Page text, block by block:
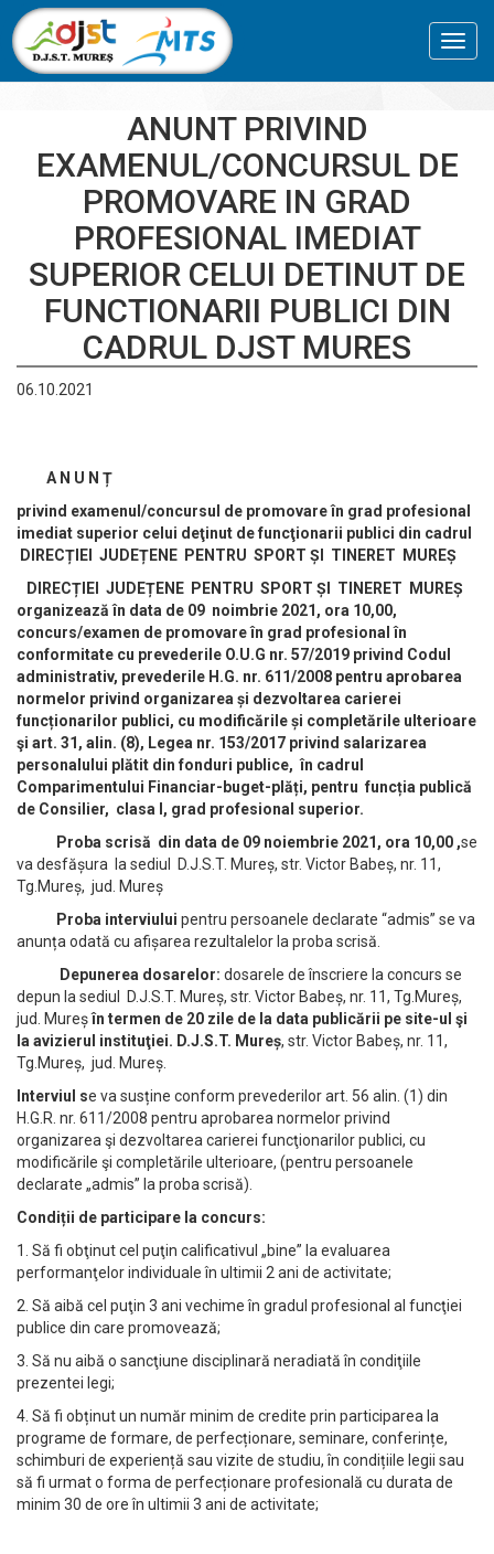
ANUNT PRIVIND
EXAMENUL/CONCURSUL DE
PROMOVARE IN GRAD
PROFESIONAL IMEDIAT
SUPERIOR CELUI DETINUT DE
FUNCTIONARII PUBLICI DIN
CADRUL DJST MURES
06.10.2021
A N U N Ț
privind examenul/concursul de promovare în grad profesional
imediat superior celui deţinut de funcţionarii publici din cadrul
DIRECȚIEI JUDEȚENE PENTRU SPORT ȘI TINERET MUREȘ
DIRECȚIEI JUDEȚENE PENTRU SPORT ȘI TINERET MUREȘ
organizează în data de 09 noimbrie 2021, ora 10,00,
concurs/examen de promovare în grad profesional în
conformitate cu prevederile O.U.G nr. 57/2019 privind Codul
administrativ, prevederile H.G. nr. 611/2008 pentru aprobarea
normelor privind organizarea și dezvoltarea carierei
funcționarilor publici, cu modificările și completările ulterioare
şi art. 31, alin. (8), Legea nr. 153/2017 privind salarizarea
personalului plătit din fonduri publice, în cadrul
Comparimentului Financiar-buget-plăți, pentru funcția publică
de Consilier, clasa I, grad profesional superior.
Proba scrisă din data de 09 noiembrie 2021, ora 10,00 ,se
va desfășura la sediul D.J.S.T. Mureș, str. Victor Babeș, nr. 11,
Tg.Mureș, jud. Mureș
Proba interviului pentru persoanele declarate “admis” se va
anunța odată cu afișarea rezultalelor la proba scrisă.
Depunerea dosarelor: dosarele de înscriere la concurs se
depun la sediul D.J.S.T. Mureș, str. Victor Babeș, nr. 11, Tg.Mureș,
jud. Mureșîn termen de 20 zile de la data publicării pe site-ul şi
la avizierul instituţiei. D.J.S.T. Mureș, str. Victor Babeș, nr. 11,
Tg.Mureș, jud. Mureș.
Interviul se va susține conform prevederilor art. 56 alin. (1) din
H.G.R. nr. 611/2008 pentru aprobarea normelor privind
organizarea şi dezvoltarea carierei funcţionarilor publici, cu
modificările şi completările ulterioare, (pentru persoanele
declarate „admis” la proba scrisă).
Condiții de participare la concurs:
1. Să fi obţinut cel puţin calificativul „bine” la evaluarea
performanţelor individuale în ultimii 2 ani de activitate;
2. Să aibă cel puţin 3 ani vechime în gradul profesional al funcţiei
publice din care promovează;
3. Să nu aibă o sancţiune disciplinară neradiată în condiţiile
prezentei legi;
4. Să fi obținut un număr minim de credite prin participarea la
programe de formare, de perfecționare, seminare, conferințe,
schimburi de experiență sau vizite de studiu, în condițiile legii sau
să fi urmat o forma de perfecționare profesională cu durata de
minim 30 de ore în ultimii 3 ani de activitate;